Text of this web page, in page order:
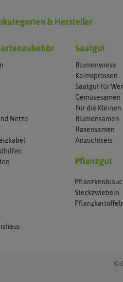
& Hersteller
Netze
Saatgut
Blumenwiese
Keimsprossen
Saatgut für
Gemüsesamen
Für die Kleinen
Blumensamen
Rasensamen
Anzuchtsets
Pflanzgut
Steckzwiebeln
©